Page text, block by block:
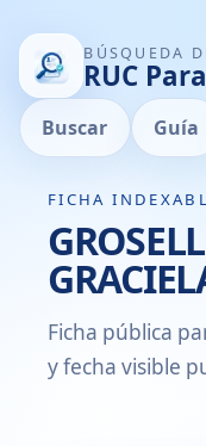
BÚSQUEDA
RUC
Buscar Guía
FICHA
Ficha pública
y fecha visible